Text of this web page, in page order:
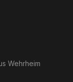
Wehrheim